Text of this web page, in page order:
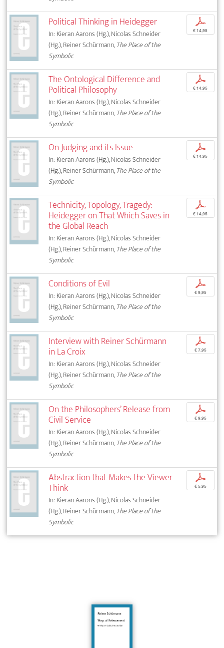
Political Thinking in Heidegger
In: Kieran Aarons (Hg.), Nicolas Schneider
(Hg.), Reiner Schürmann,The Place of the
Symbolic
p
€ 14,95
The Ontological Difference and
Political Philosophy
In: Kieran Aarons (Hg.), Nicolas Schneider
(Hg.), Reiner Schürmann,The Place of the
Symbolic
p
€ 14,95
On Judging and its Issue
In: Kieran Aarons (Hg.), Nicolas Schneider
(Hg.), Reiner Schürmann,The Place of the
Symbolic
p
€ 14,95
Technicity, Topology, Tragedy:
Heidegger on That Which Saves in
the Global Reach
In: Kieran Aarons (Hg.), Nicolas Schneider
(Hg.), Reiner Schürmann,The Place of the
Symbolic
p
€ 14,95
Conditions of Evil
In: Kieran Aarons (Hg.), Nicolas Schneider
(Hg.), Reiner Schürmann,The Place of the
Symbolic
p
€ 9,95
Interview with Reiner Schürmann
in La Croix
In: Kieran Aarons (Hg.), Nicolas Schneider
(Hg.), Reiner Schürmann,The Place of the
Symbolic
p
€ 7,95
On the Philosophers’ Release from
Civil Service
In: Kieran Aarons (Hg.), Nicolas Schneider
(Hg.), Reiner Schürmann,The Place of the
Symbolic
p
€ 9,95
Abstraction that Makes the Viewer
Think
In: Kieran Aarons (Hg.), Nicolas Schneider
(Hg.), Reiner Schürmann,The Place of the
Symbolic
p
€ 5,95